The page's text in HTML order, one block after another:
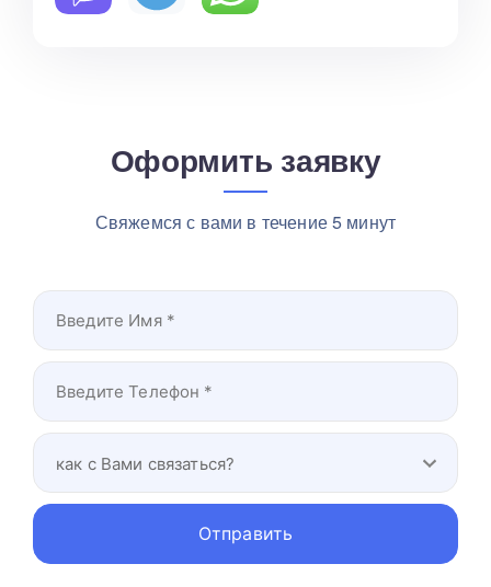
Оформить заявку
Свяжемся с вами в течение 5 минут